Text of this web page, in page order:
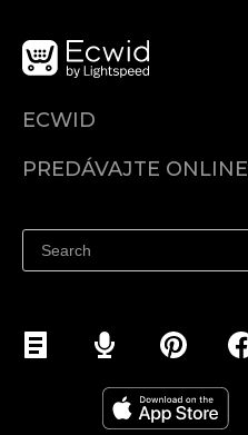
ECWID
Cenník
PREDÁVAJTE ONLINE
Predávajte na Facebook
Predávať na Instagram